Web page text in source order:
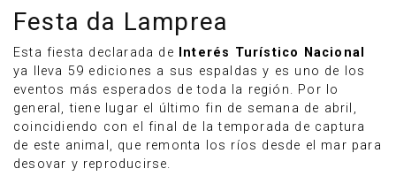
Festa da Lamprea
Esta fiesta declarada de
Interés Turístico Nacional
ya lleva 59 ediciones a sus espaldas y es uno de los
eventos más esperados de toda la región. Por lo
general, tiene lugar el último fin de semana de abril,
coincidiendo con el final de la temporada de captura
de este animal, que remonta los ríos desde el mar para
desovar y reproducirse.